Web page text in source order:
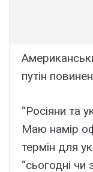
путін
“Росіяни та
Маю намір
термін для
“сьогодні